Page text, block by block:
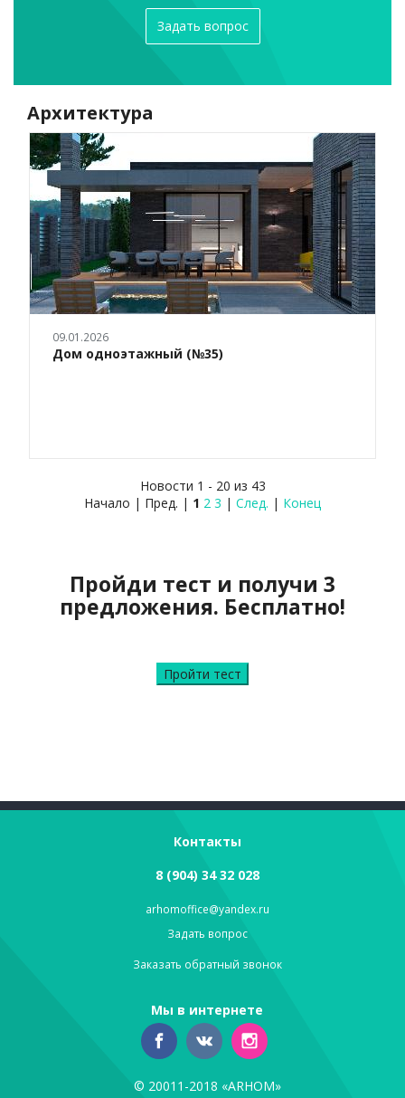
Задать вопрос
Архитектура
09.01.2026
Дом одноэтажный (№35)
Новости 1 - 20 из 43
Начало | Пред. | 1 2 3 | След. | Конец
Пройди тест и получи 3
предложения. Бесплатно!
Пройти тест
Контакты
8 (904) 34 32 028
arhomoffice@yandex.ru
Задать вопрос
Заказать обратный звонок
Мы в интернете
© 20011-2018 «ARHOM»